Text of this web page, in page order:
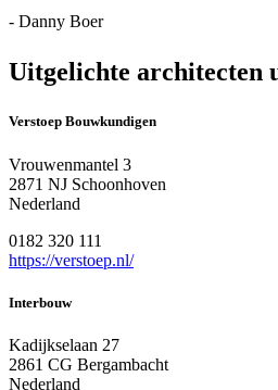
- Danny Boer
Uitgelichte architecten
Verstoep Bouwkundigen
Vrouwenmantel 3
2871 NJ Schoonhoven
Nederland
0182 320 111
https://verstoep.nl/
Interbouw
Kadijkselaan 27
2861 CG Bergambacht
Nederland